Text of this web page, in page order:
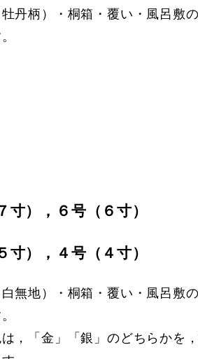
丹柄）・桐箱・覆い・風呂敷
寸），６号（６寸）
寸），４号（４寸）
無地）・桐箱・覆い・風呂敷
，「金」「銀」のどちらかを